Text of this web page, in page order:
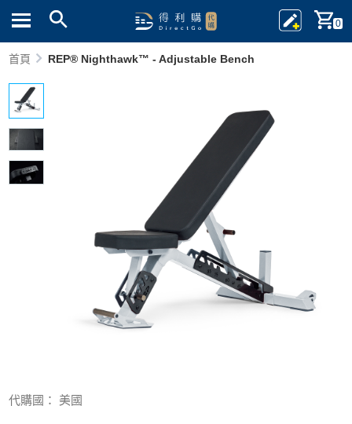
0
首頁 REP® Nighthawk™ - Adjustable Bench
代購國： 美國